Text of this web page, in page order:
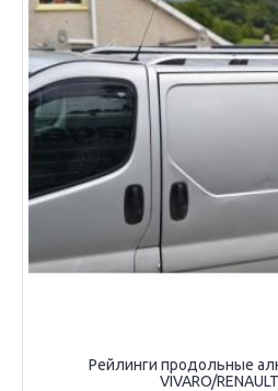
Рейлинги продольные
VIVARO/